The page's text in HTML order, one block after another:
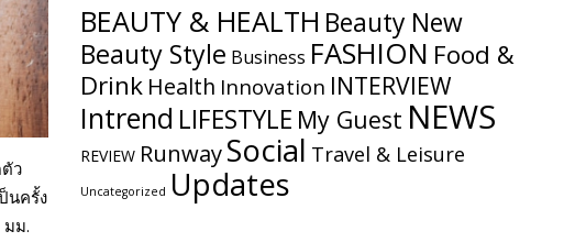
ว
นครั้ง
มม.
BEAUTY & HEALTH Beauty New
Beauty Style Business FASHION Food &
Drink Health Innovation INTERVIEW
Intrend LIFESTYLE My​ Guest NEWS
REVIEW RunwaySocial Travel & Leisure
Uncategorized Updates